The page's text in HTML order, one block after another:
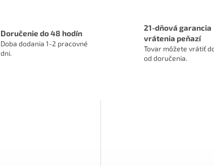
Doručenie do 48 hodín
Doba dodania 1-2 pracovné
dni.
21-dňová garancia
vrátenia peňazí
Tovar môžete vrátiť
od doručenia.